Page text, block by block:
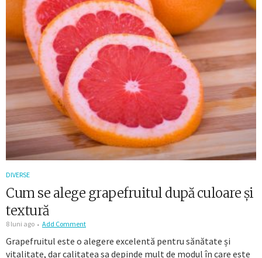
DIVERSE
Cum se alege grapefruitul după culoare și
textură
8 luni ago Add Comment
Grapefruitul este o alegere excelentă pentru sănătate și
vitalitate, dar calitatea sa depinde mult de modul în care este